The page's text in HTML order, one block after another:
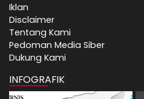
Iklan
Disclaimer
Tentang Kami
Pedoman Media Siber
Dukung Kami
INFOGRAFIK